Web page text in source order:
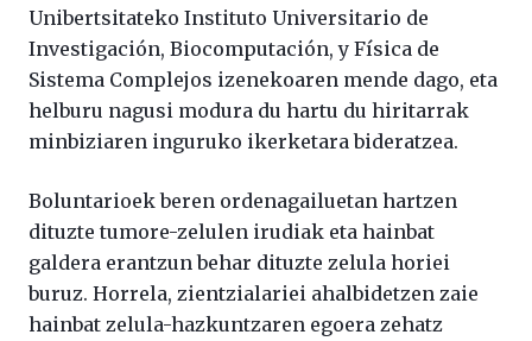
Unibertsitateko Instituto Universitario de
Investigación, Biocomputación, y Física de
Sistema Complejos izenekoaren mende dago, eta
helburu nagusi modura du hartu du hiritarrak
minbiziaren inguruko ikerketara bideratzea.
Boluntarioek beren ordenagailuetan hartzen
dituzte tumore-zelulen irudiak eta hainbat
galdera erantzun behar dituzte zelula horiei
buruz. Horrela, zientzialariei ahalbidetzen zaie
hainbat zelula-hazkuntzaren egoera zehatz